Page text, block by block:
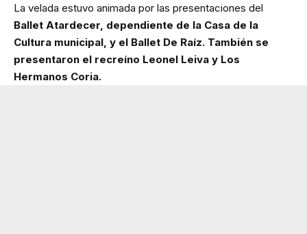
La velada estuvo animada por las presentaciones del
Ballet Atardecer, dependiente de la Casa de la
Cultura municipal, y el Ballet De Raíz. También se
presentaron el recreíno Leonel Leiva y Los
Hermanos Coria.